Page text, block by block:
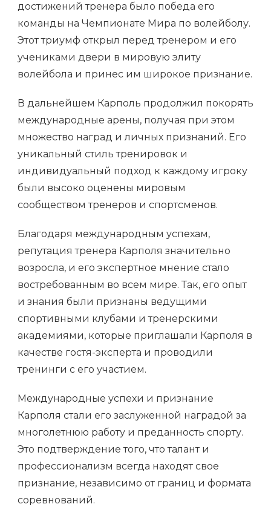
достижений тренера было победа его
команды на Чемпионате Мира по волейболу.
Этот триумф открыл перед тренером и его
учениками двери в мировую элиту
волейбола и принес им широкое признание.
В дальнейшем Карполь продолжил покорять
международные арены, получая при этом
множество наград и личных признаний. Его
уникальный стиль тренировок и
индивидуальный подход к каждому игроку
были высоко оценены мировым
сообществом тренеров и спортсменов.
Благодаря международным успехам,
репутация тренера Карполя значительно
возросла, и его экспертное мнение стало
востребованным во всем мире. Так, его опыт
и знания были признаны ведущими
спортивными клубами и тренерскими
академиями, которые приглашали Карполя в
качестве гостя-эксперта и проводили
тренинги с его участием.
Международные успехи и признание
Карполя стали его заслуженной наградой за
многолетнюю работу и преданность спорту.
Это подтверждение того, что талант и
профессионализм всегда находят свое
признание, независимо от границ и формата
соревнований.